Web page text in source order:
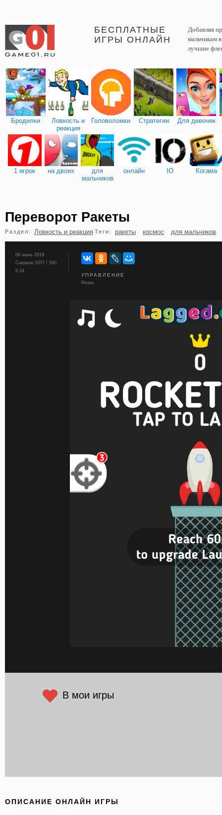
БЕСПЛАТНЫЕ
ИГРЫ ОНЛАЙН
Добавляя
мальчикам
лучшие
Бродилки
Ловкость и
реакция
Головоломки Стратегии Для девочек
1 игрок на двоих
для
мальчиков
онлайн IO Когама
бильярд карты
Переворот Ракеты
Раздел: Ловкость и реакция Теги: ракеты космос для мальчиков
09 июнь 2019
Сыграли 3357 / 580
8,24
УПРАВЛЕНИЕ
Мышь.
В мои игры
ОПИСАНИЕ ОНЛАЙН ИГРЫ